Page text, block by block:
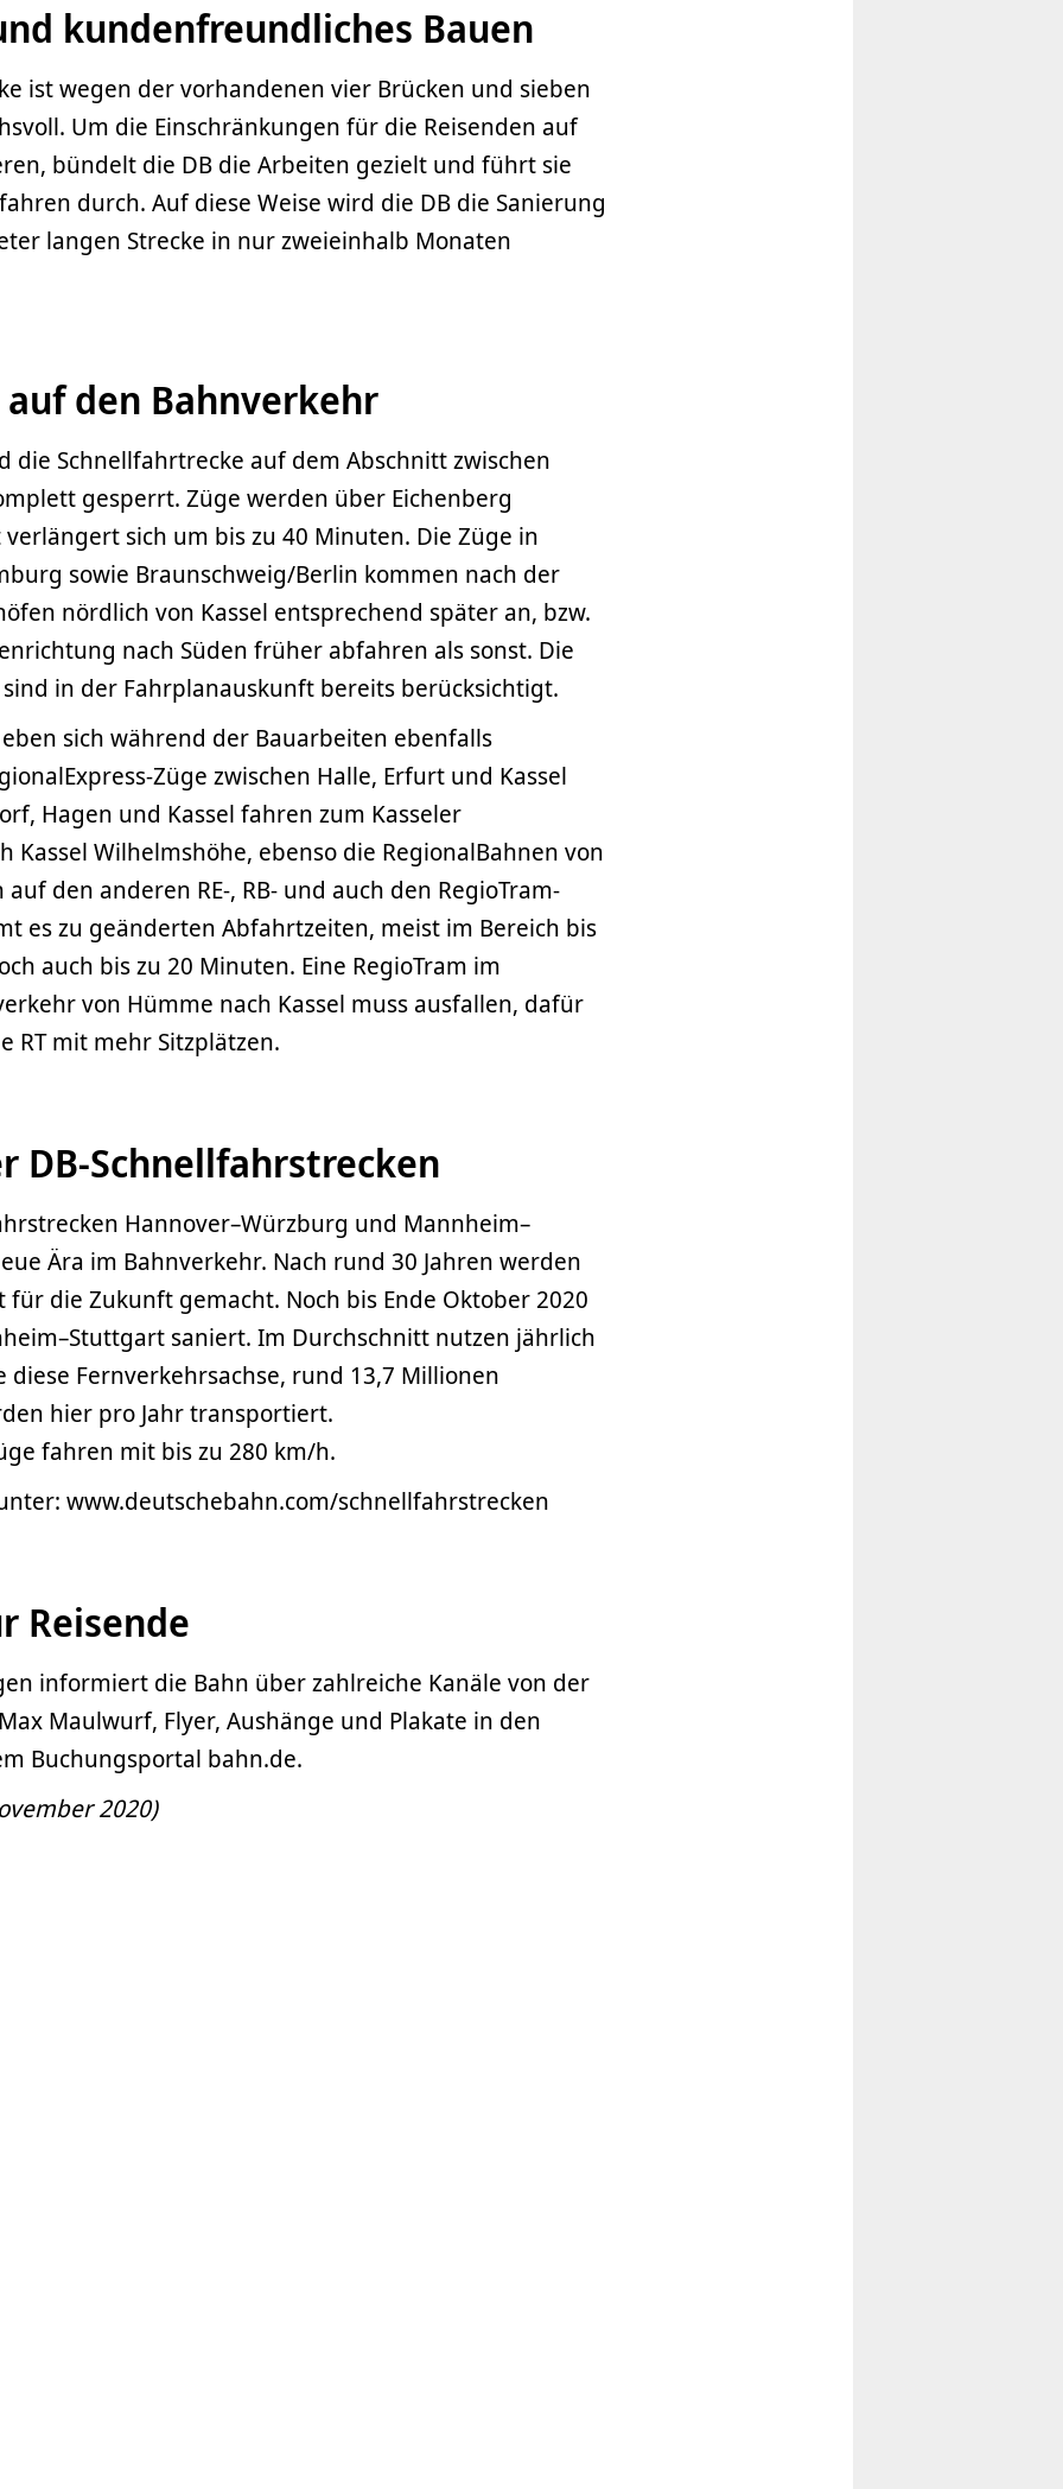
kundenfreundliches Bauen
ist wegen der vorhandenen vier Brücken und sieben
Um die Einschränkungen für die Reisenden auf
bündelt die DB die Arbeiten gezielt und führt sie
durch. Auf diese Weise wird die DB die Sanierung
langen Strecke in nur zweieinhalb Monaten
den Bahnverkehr
die Schnellfahrtrecke auf dem Abschnitt zwischen
gesperrt. Züge werden über Eichenberg
sich um bis zu 40 Minuten. Die Züge in
sowie Braunschweig/Berlin kommen nach der
nördlich von Kassel entsprechend später an, bzw.
nach Süden früher abfahren als sonst. Die
in der Fahrplanauskunft bereits berücksichtigt.
sich während der Bauarbeiten ebenfalls
Züge zwischen Halle, Erfurt und Kassel
Hagen und Kassel fahren zum Kasseler
Kassel Wilhelmshöhe, ebenso die RegionalBahnen von
den anderen RE-, RB- und auch den RegioTram-
es zu geänderten Abfahrtzeiten, meist im Bereich bis
auch bis zu 20 Minuten. Eine RegioTram im
von Hümme nach Kassel muss ausfallen, dafür
RT mit mehr Sitzplätzen.
DB-Schnellfahrstrecken
Hannover–Würzburg und Mannheim–
Ära im Bahnverkehr. Nach rund 30 Jahren werden
für die Zukunft gemacht. Noch bis Ende Oktober 2020
saniert. Im Durchschnitt nutzen jährlich
diese Fernverkehrsachse, rund 13,7 Millionen
hier pro Jahr transportiert.
fahren mit bis zu 280 km/h.
www.deutschebahn.com/schnellfahrstrecken
Reisende
informiert die Bahn über zahlreiche Kanäle von der
Maulwurf, Flyer, Aushänge und Plakate in den
Buchungsportal bahn.de.
2020)